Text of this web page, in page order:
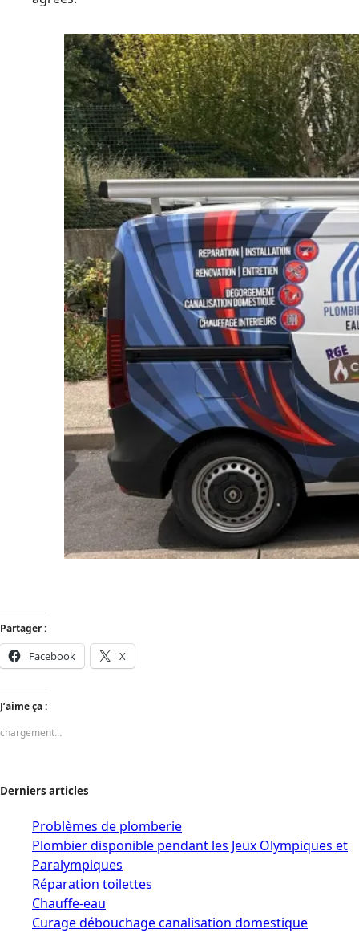
Partager :
Facebook X
J’aime ça :
chargement…
Derniers articles
Problèmes de plomberie
Plombier disponible pendant les Jeux Olympiques et
Paralympiques
Réparation toilettes
Chauffe-eau
Curage débouchage canalisation domestique